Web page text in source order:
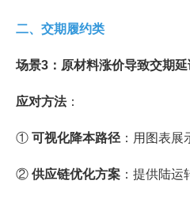
二、交期履约类
场景3：原材料涨价导致交期延
应对方法：
① 可视化降本路径 ：用图表
② 供应链优化方案 ：提供陆